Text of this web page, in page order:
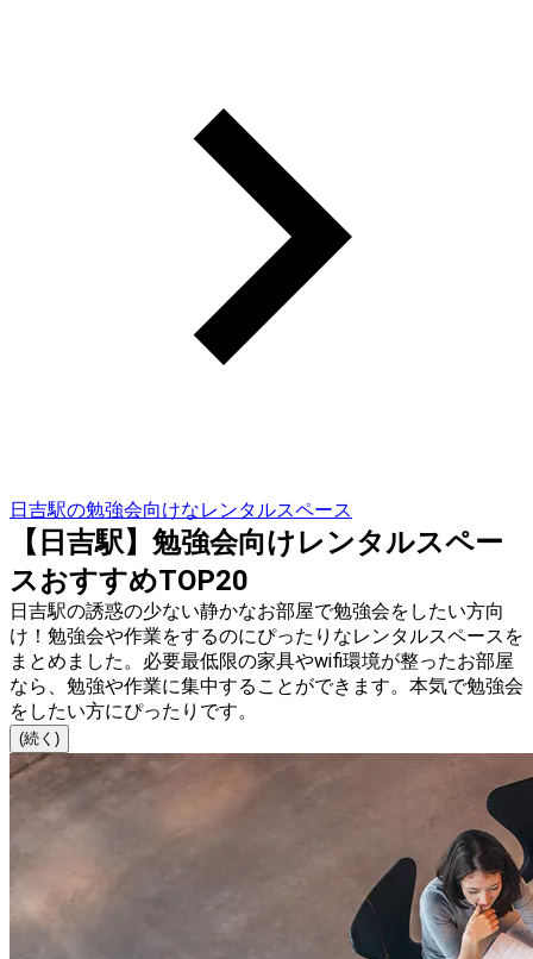
日吉駅の勉強会向けなレンタルスペース
【日吉駅】勉強会向けレンタルスペー
スおすすめTOP20
日吉駅の誘惑の少ない静かなお部屋で勉強会をしたい方向
け！勉強会や作業をするのにぴったりなレンタルスペースを
まとめました。必要最低限の家具やwifi環境が整ったお部屋
なら、勉強や作業に集中することができます。本気で勉強会
をしたい方にぴったりです。
(続く)